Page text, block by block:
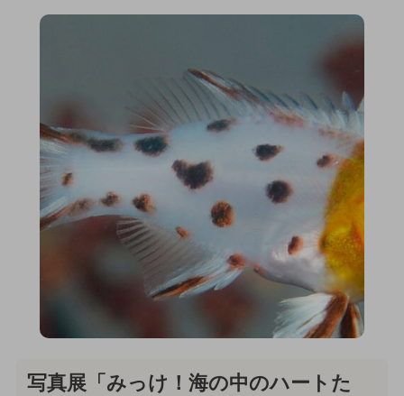
写真展「みっけ！海の中のハートた